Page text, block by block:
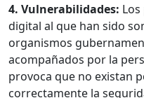
4. Vulnerabilidades:
digital al que han sido
organismos
acompañados por la
provoca que no existan
correctamente la